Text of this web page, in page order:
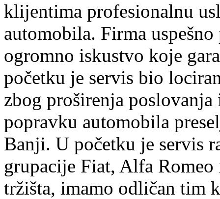
klijentima profesionalnu
automobila. Firma
ogromno iskustvo koje
početku je servis bio
zbog proširenja poslovanja
popravku automobila
Banji. U početku je servis
grupacije Fiat, Alfa
tržišta, imamo odličan tim